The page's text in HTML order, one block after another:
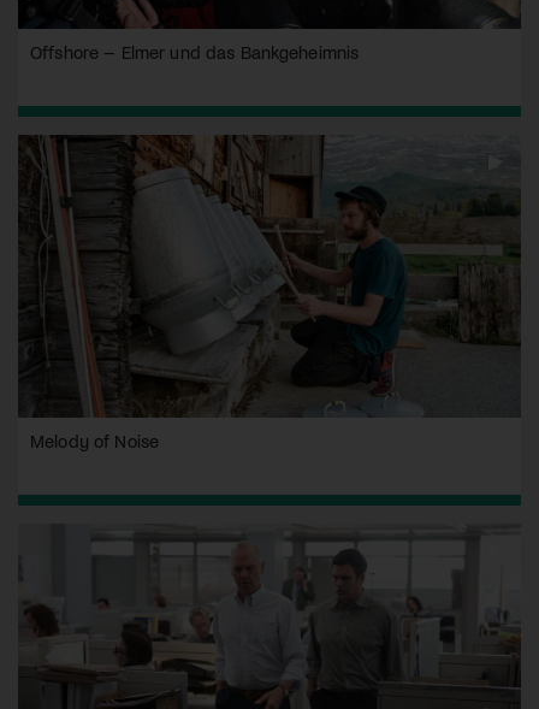
Offshore – Elmer und das Bankgeheimnis
Melody of Noise